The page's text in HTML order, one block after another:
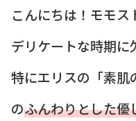
こんにちは！モモス
デリケートな時期に
特にエリスの「素肌
のふんわりとした優